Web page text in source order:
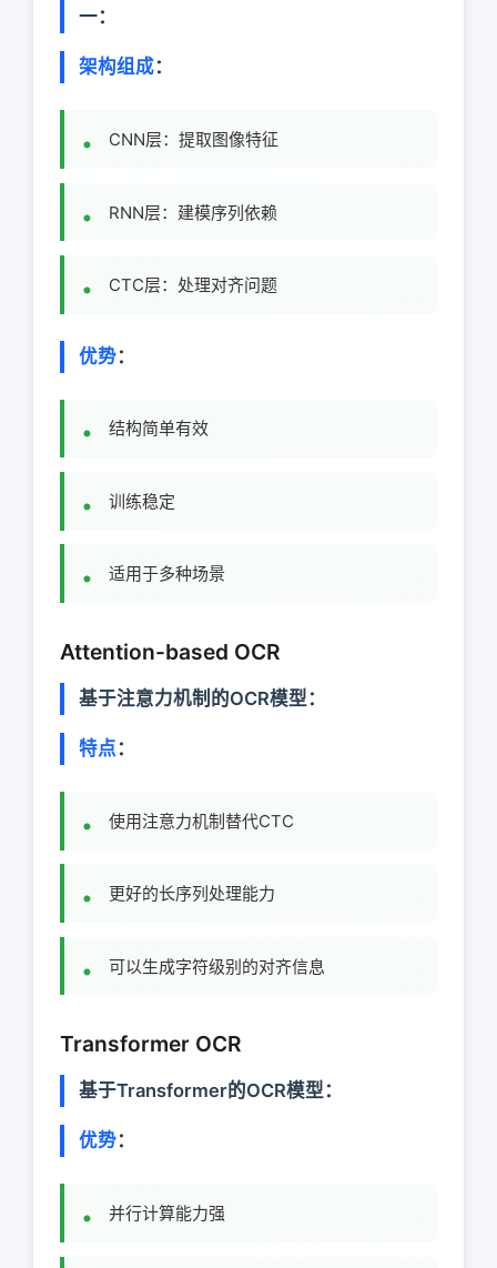
一：
架构组成：
CNN层：提取图像特征
RNN层：建模序列依赖
CTC层：处理对齐问题
优势：
结构简单有效
训练稳定
适用于多种场景
Attention-based OCR
基于注意力机制的OCR模型：
特点 ：
使用注意力机制替代CTC
更好的长序列处理能力
可以生成字符级别的对齐信息
Transformer OCR
基于Transformer的OCR模型：
优势：
并行计算能力强